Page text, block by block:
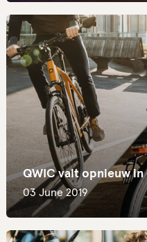
QWIC valt opnieuw
03 June 2019